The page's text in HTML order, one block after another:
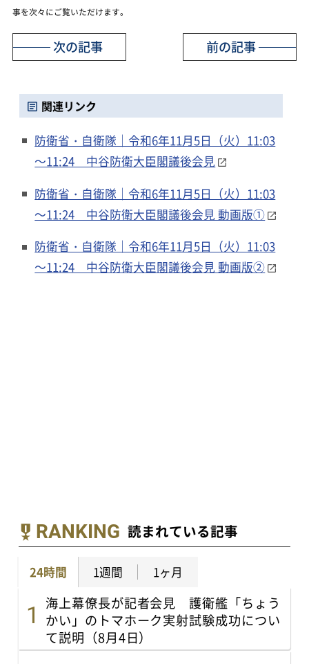
事を次々にご覧いただけます。
前の記事
次の記事
関連リンク
防衛省・自衛隊｜令和6年11月5日（火）11:03
～11:24 中谷防衛大臣閣議後会見
防衛省・自衛隊｜令和6年11月5日（火）11:03
～11:24 中谷防衛大臣閣議後会見 動画版①
防衛省・自衛隊｜令和6年11月5日（火）11:03
～11:24 中谷防衛大臣閣議後会見 動画版②
RANKING 読まれている記事
24時間 1週間 1ヶ月
海上幕僚長が記者会見 護衛艦「ちょう
かい」のトマホーク実射試験成功につい
て説明（8月4日）